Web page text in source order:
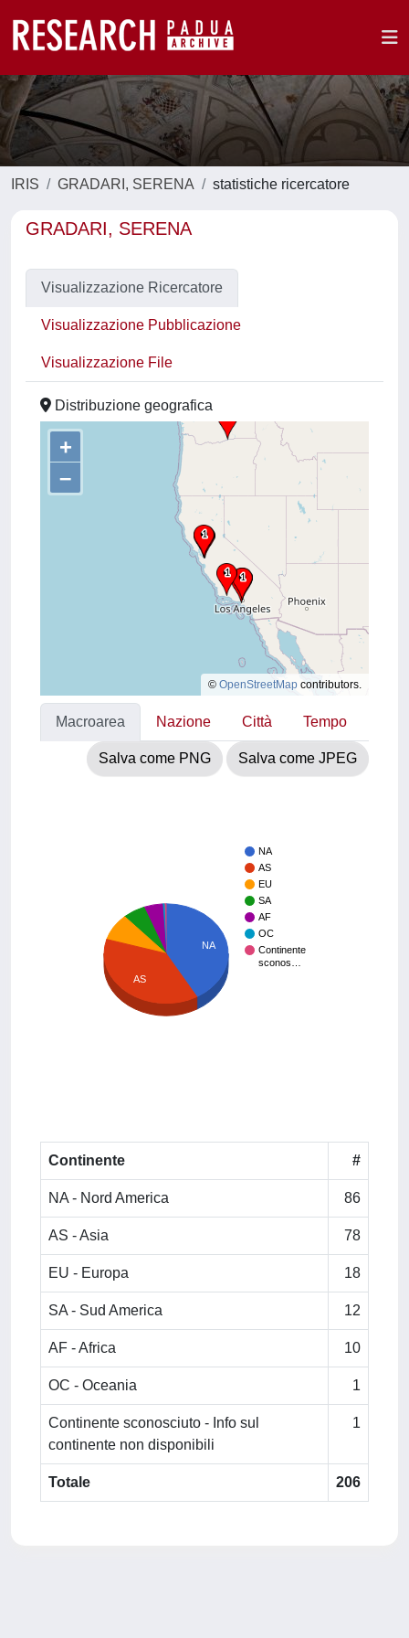
IRIS GRADARI, SERENA statistiche ricercatore
GRADARI, SERENA
Visualizzazione Ricercatore
Visualizzazione Pubblicazione
Visualizzazione File
Distribuzione geografica
+
–
© OpenStreetMap contributors.
Macroarea Nazione Città Tempo
Salva come PNG Salva come JPEG
NA
AS
EU
SA
AF
OC
Continente
sconos…
NA
AS
Continente #
NA - Nord America 86
AS - Asia 78
EU - Europa 18
SA - Sud America 12
AF - Africa 10
OC - Oceania 1
Continente sconosciuto - Info sul
continente non disponibili
1
Totale 206